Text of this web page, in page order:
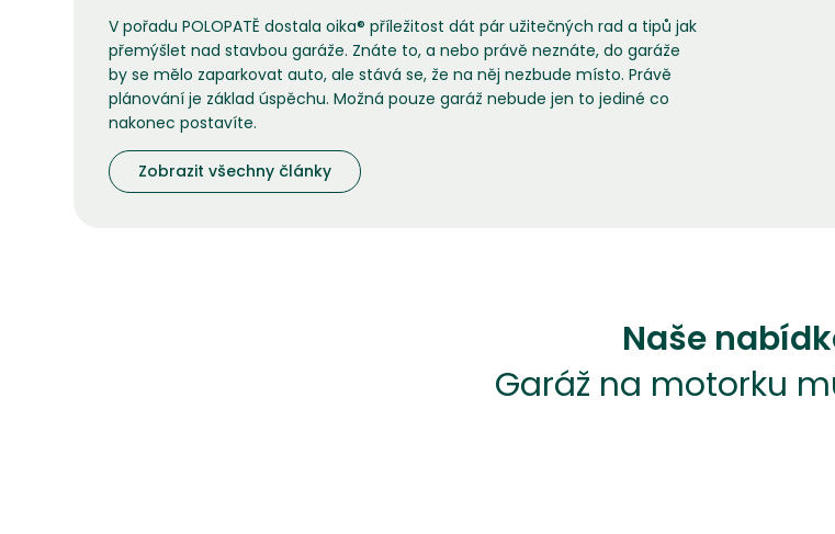
V pořadu POLOPATĚ dostala oika® příležitost dát pár užitečných rad a tipů jak
přemýšlet nad stavbou garáže. Znáte to, a nebo právě neznáte, do garáže
by se mělo zaparkovat auto, ale stává se, že na něj nezbude místo. Právě
plánování je základ úspěchu. Možná pouze garáž nebude jen to jediné co
nakonec postavíte.
Zobrazit všechny články
Naše
Garáž na motorku